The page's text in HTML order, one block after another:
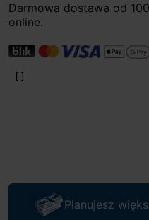
Darmowa dostawa od
online.
Planujesz